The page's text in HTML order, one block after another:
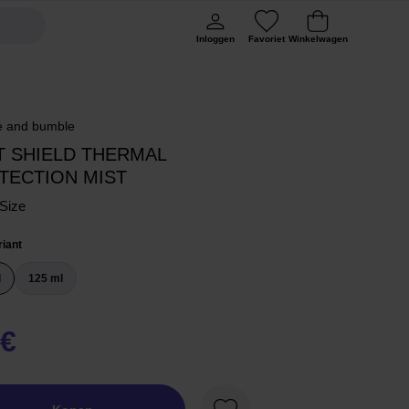
Inloggen Favoriet Winkelwagen
and bumble
SHIELD THERMAL
MIST
125 ml